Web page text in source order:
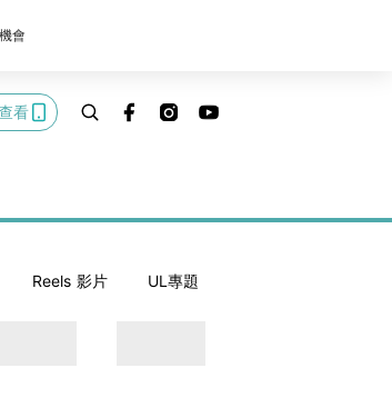
會
看
Reels 影片 UL專題